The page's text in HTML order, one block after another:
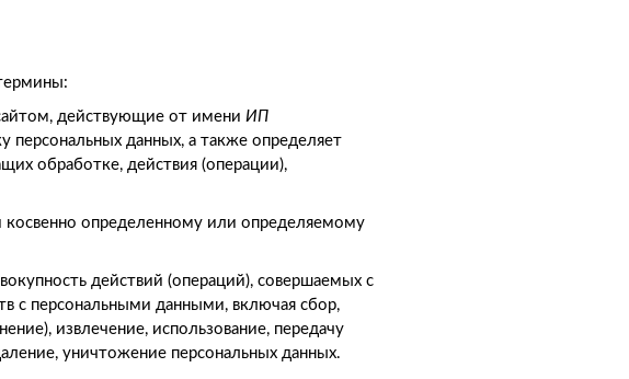
действующие от имени ИП
персональных данных, а также определяет
обработке, действия (операции),
определенному или определяемому
действий (операций), совершаемых с
с персональными данными, включая сбор,
извлечение, использование, передачу
уничтожение персональных данных.